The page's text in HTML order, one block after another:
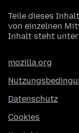
Teile dieses
von einzelnen
Inhalt steht
mozilla.org
Datenschutz
Cookies